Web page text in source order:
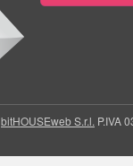
bitHOUSEweb S.r.l. P.IVA